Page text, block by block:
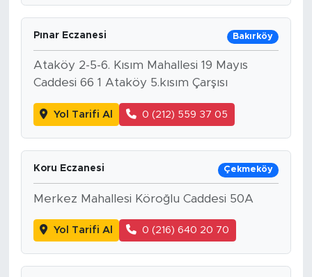
Pınar Eczanesi Bakırköy
Ataköy 2-5-6. Kısım Mahallesi 19 Mayıs
Caddesi 66 1 Ataköy 5.kısım Çarşısı
Yol Tarifi Al 0 (212) 559 37 05
Koru Eczanesi Çekmeköy
Merkez Mahallesi Köroğlu Caddesi 50A
Yol Tarifi Al 0 (216) 640 20 70